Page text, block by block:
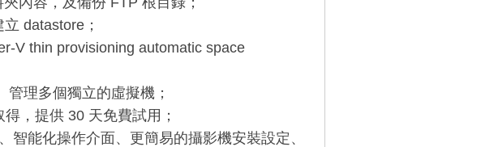
datastore；
V thin provisioning automatic space
理多個獨立的虛擬機；
，提供 30 天免費試用；
能化操作介面、更簡易的攝影機安裝設定、